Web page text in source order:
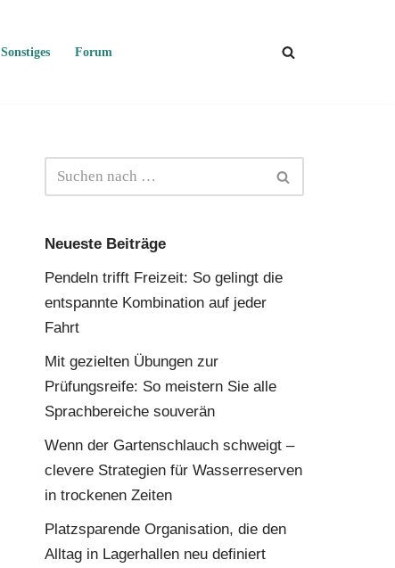
Sonstiges Forum
Neueste Beiträge
Pendeln trifft Freizeit: So gelingt die
entspannte Kombination auf jeder
Fahrt
Mit gezielten Übungen zur
Prüfungsreife: So meistern Sie alle
Sprachbereiche souverän
Wenn der Gartenschlauch schweigt –
clevere Strategien für Wasserreserven
in trockenen Zeiten
Platzsparende Organisation, die den
Alltag in Lagerhallen neu definiert